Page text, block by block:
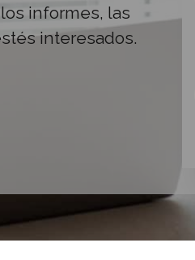
informes, las
interesados.